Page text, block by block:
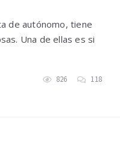
de autónomo, tiene
Una de ellas es si
826 118